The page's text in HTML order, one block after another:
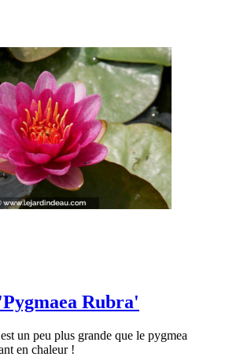
Rubra'
un peu plus grande que le pygmea
en chaleur !